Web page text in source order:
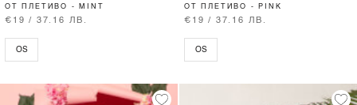
ОТ ПЛЕТИВО - MINT
€19 / 37.16 ЛВ.
OS
ОТ ПЛЕТИВО - PINK
€19 / 37.16 ЛВ.
OS